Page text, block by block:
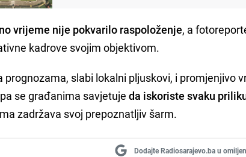
vrijeme nije pokvarilo raspoloženje, a
kadrove svojim objektivom.
prognozama, slabi lokalni pljuskovi, i promjenjivo
se građanima savjetujeda iskoriste svaku
zadržava svoj prepoznatljiv šarm.
Dodajte Radiosarajevo.ba u